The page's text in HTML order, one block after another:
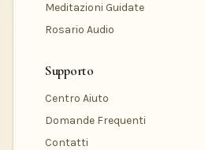
Meditazioni Guidate
Rosario Audio
Supporto
Centro Aiuto
Domande Frequenti
Contatti